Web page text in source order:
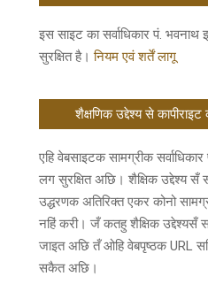
इस साइट का सर्वाधिकार पं. भवनाथ
सुरक्षित है।नियम एवं शर्तें लागू
शैक्षणिक उद्देश्य से कापीराइट
एहि वेबसाइटक सामग्रीक
लग सुरक्षित अछि। शैक्षिक उद्देश्य सँ
उद्धरणक अतिरिक्त एकर कोनो
नहिं करी। जँ कतहु शैक्षिक उद्देश्यसँ
जाइत अछि तँ ओहि वेबपृष्ठक URL
सकैत अछि।